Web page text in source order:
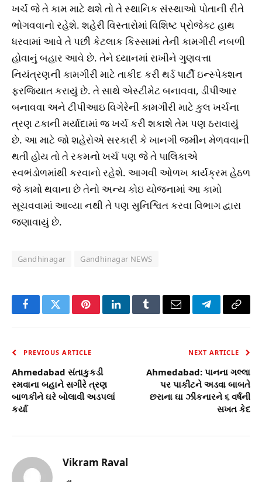
ખર્ચ જે તે કામ માટે થશે તો તે સ્થાનિક સંસ્થાઓ પોતાની રીતે
ભોગવવાનો રહેશે. શહેરી વિસ્તારોમાં વિશિષ્ટ પ્રોજેક્ટ હાથ
ધરવામાં આવે તે પછી કેટલાક કિસ્સામાં તેની કામગીરી નબળી
હોવાનું બહાર આવે છે. તેને ધ્યાનમાં રાખીને ગુણવત્તા
નિયંત્રણની કામગીરી માટે તાકીદ કરી થર્ડ પાર્ટી ઇન્સ્પેક્શન
ફરજિયાત કરાયું છે. તે સાથે એસ્ટીમેટ બનાવવા, ડીપીઆર
બનાવવા અને ટીપીઆઇ વિગેરેની કામગીરી માટે કુલ ખર્ચના
ત્રણ ટકાની મર્યાદામાં જ ખર્ચ કરી શકાશે તેમ પણ ઠરાવાયું
છે. આ માટે જો શહેરોએ સરકારી કે ખાનગી જમીન મેળવવાની
થતી હોય તો તે રકમનો ખર્ચ પણ જે તે પાલિકાએ
સ્વભંડોળમાંથી કરવાનો રહેશે. આગવી ઓળખ કાર્યક્રમ હેઠળ
જે કામો થવાના છે તેનો અન્ય કોઇ યોજનામાં આ કામો
સૂચવવામાં આવ્યા નથી તે પણ સુનિશ્વિત કરવા વિભાગ દ્વારા
જણાવાયું છે.
Gandhinagar Gandhinagar NEWS
FacebookTwitterPinterestLinkedInTumblrEmail TelegramCopy
PREVIOUS ARTICLE
Ahmedabad સંતાકુકડી
રમવાના બહાને સગીરે ત્રણ
બાળકીને ઘરે બોલાવી અડપલાં
કર્યા
NEXT ARTICLE
Ahmedabad: પાનના ગલ્લા
પર પાકીટને અડવા બાબતે
છરાના ઘા ઝીંકનારને ૬ વર્ષની
સખત કેદ
Vikram Raval